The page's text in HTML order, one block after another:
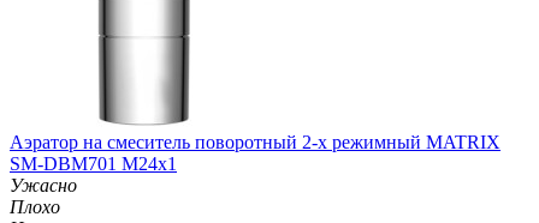
Аэратор на смеситель поворотный 2-х режимный MATRIX
SM-DBM701 M24х1
Ужасно
Плохо